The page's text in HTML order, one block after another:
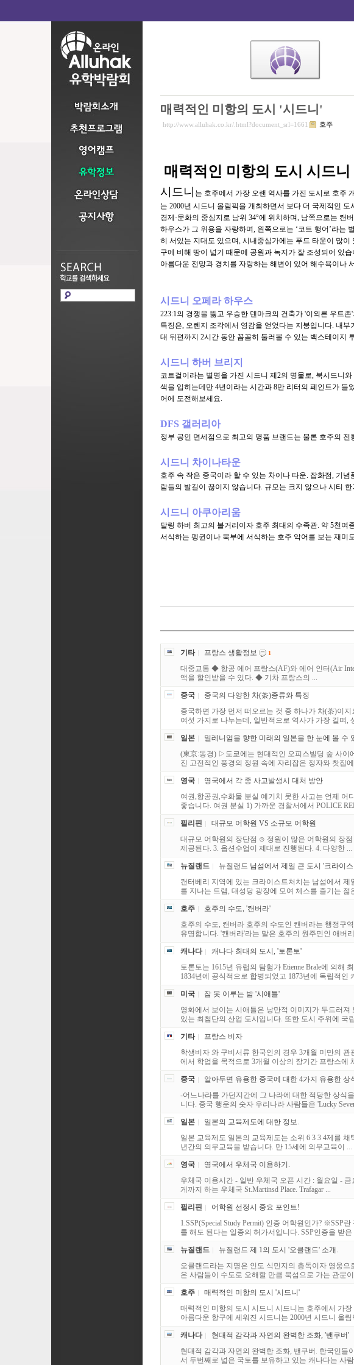
매력적인 미항의 도시 '시드니'
http://www.alluhak.co.kr/.html?document_srl=1661 호주
매력적인 미항의 도시 시드니
시드니 는 호주에서 가장 오랜 역사를 가진 도시로 호주
는 2000년 시드니 올림픽을 개최하면서 보다 더 국제적인
경제·문화의 중심지로 남위 34°에 위치하며, 남쪽으로는
하우스가 그 위용을 자랑하며, 왼쪽으로는 ‘코트 행어’라는
히 서있는 지대도 있으며, 시내중심가에는 푸드 타운이 많
구에 비해 땅이 넓기 때문에 공원과 녹지가 잘 조성되어 있
아름다운 전망과 경치를 자랑하는 해변이 있어 해수욕이나
시드니 오페라 하우스
223:1의 경쟁을 뚫고 우승한 덴마크의 건축가 '이외른 우트
특징은, 오렌지 조각에서 영감을 얻었다는 지붕입니다. 내
대 뒤편까지 2시간 동안 꼼꼼히 둘러볼 수 있는 백스테이지
시드니 하버 브리지
코트걸이라는 별명을 가진 시드니 제2의 명물로, 북시드니
색을 입히는데만 4년이라는 시간과 8만 리터의 페인트가
어에 도전해보세요.
DFS 갤러리아
정부 공인 면세점으로 최고의 명품 브랜드는 물론 호주의
시드니 차이나타운
호주 속 작은 중국이라 할 수 있는 차이나 타운. 잡화점, 기
람들의 발길이 끊이지 않습니다. 규모는 크지 않으나 시티
시드니 아쿠아리움
달링 하버 최고의 볼거리이자 호주 최대의 수족관. 약 5천
서식하는 펭귄이나 북부에 서식하는 호주 악어를 보는 재미
기타 프랑스 생활정보 1
대중교통 ◆ 항공 에어 프랑스(AF)와 에어 인터(Air
액을 할인받을 수 있다. ◆ 기차 프랑스의 ...
중국
중국의 다양한 차(茶)종류와 특징
중국하면 가장 먼저 떠오르는 것 중 하나가 차(茶)이
여섯 가지로 나누는데, 일반적으로 역사가 가장 길며,
일본
밀레니엄을 향한 미래의 일본을 한 눈에 볼 수
(東京:동경) ▷도쿄에는 현대적인 오피스빌딩 숲 사이
진 고전적인 풍경의 정원 속에 자리잡은 정자와 찻집
영국
영국에서 각 종 사고발생시 대처 방안
여권,항공권,수화물 분실 예기치 못한 사고는 언제 어
좋습니다. 여권 분실 1) 가까운 경찰서에서 POLICE
필리핀
대규모 어학원 VS 소규모 어학원
대규모 어학원의 장단점 ⊙ 정원이 많은 어학원의 장
제공된다. 3. 옵션수업이 제대로 진행된다. 4. 다양한 ...
뉴질랜드
뉴질랜드 남섬에서 제일 큰 도시 '크라이
캔터베리 지역에 있는 크라이스트처치는 남섬에서
를 지나는 트램, 대성당 광장에 모여 체스를 즐기는 젊
호주
호주의 수도, '캔버라'
호주의 수도, 캔버라 호주의 수도인 캔버라는 행정구
유명합니다. '캔버라'라는 말은 호주의 원주민인 애버
캐나다
캐나다 최대의 도시, '토론토'
토론토는 1615년 유럽의 탐험가 Etienne Brale에 의
1834년에 공식적으로 합병되었고 1873년에 독립적인
미국
잠 못 이루는 밤 '시애틀'
영화에서 보이는 시애틀은 낭만적 이미지가 두드러
있는 최첨단의 산업 도시입니다. 또한 도시 주위에 국
기타
프랑스 비자
학생비자 와 구비서류 한국인의 경우 3개월 미만의
에서 학업을 목적으로 3개월 이상의 장기간 프랑스에
중국
알아두면 유용한 중국에 대한 4가지 유용한 상
-어느나라를 가던지간에 그 나라에 대한 적당한 상식
니다. 중국 행운의 숫자 우리나라 사람들은 'Lucky
일본
일본의 교육제도에 대한 정보.
일본 교육제도 일본의 교육제도는 소위 6 3 3 4제를
년간의 의무교육을 받습니다. 만 15세에 의무교육이 ...
영국
영국에서 우체국 이용하기.
우체국 이용시간 - 일반 우체국 오픈 시간 : 월요일 -
게까지 하는 우체국 St.Martinsd Place. Trafagar ...
필리핀
어학원 선정시 중요 포인트!
1.SSP(Special Study Permit) 인증 어학원인가?
를 해도 된다는 일종의 허가서입니다. SSP인증을 받은
뉴질랜드
뉴질랜드 제 1의 도시 '오클랜드' 소개.
오클랜드라는 지명은 인도 식민지의 총독이자 영웅
은 사람들이 수도로 오해할 만큼 북섬으로 가는 관문
호주
매력적인 미항의 도시 '시드니'
매력적인 미항의 도시 시드니 시드니는 호주에서 가
아름다운 항구에 세워진 시드니는 2000년 시드니 올림
캐나다
현대적 감각과 자연의 완벽한 조화, '밴쿠버'
현대적 감각과 자연의 완벽한 조화, 밴쿠버. 한국인들
서 두번째로 넓은 국토를 보유하고 있는 캐나다는 사